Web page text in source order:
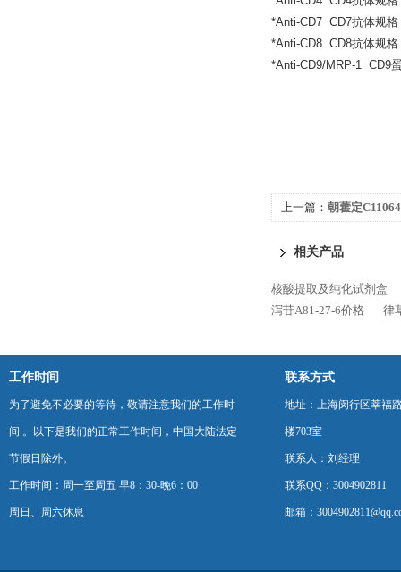
*Anti-CD7 CD7抗体规格
*Anti-CD8 CD8抗体规格
*Anti-CD9/MRP-1 CD9
上一篇： 朝藿定
相关产品
核酸提取及纯化试剂盒
泻苷A81-27-6价格
律
工作时间
为了避免不必要的等待，敬请注意我们的工作时
间 。以下是我们的正常工作时间，中国大陆法定
节假日除外。
工作时间：周一至周五 早8：30-晚6：00
周日、周六休息
联系方式
地址：上海闵行区莘福
楼703室
联系人：刘经理
联系QQ：3004902811
邮箱：